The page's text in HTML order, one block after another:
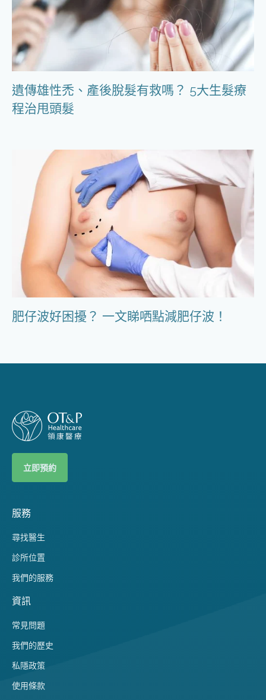
遺傳雄性禿、產後脫髮有救嗎？ 5大生髮療
程治甩頭髮
肥仔波好困擾？ 一文睇哂點減肥仔波！
立即預約
服務
尋找醫生
診所位置
我們的服務
資訊
常見問題
我們的歷史
私隱政策
使用條款